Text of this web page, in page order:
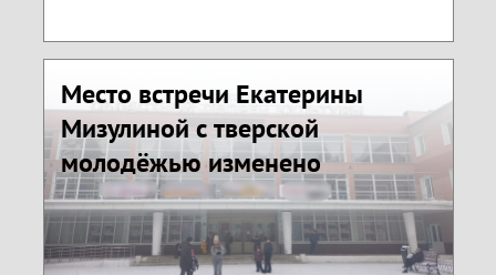
Место встречи Екатерины
Мизулиной с тверской
молодёжью изменено